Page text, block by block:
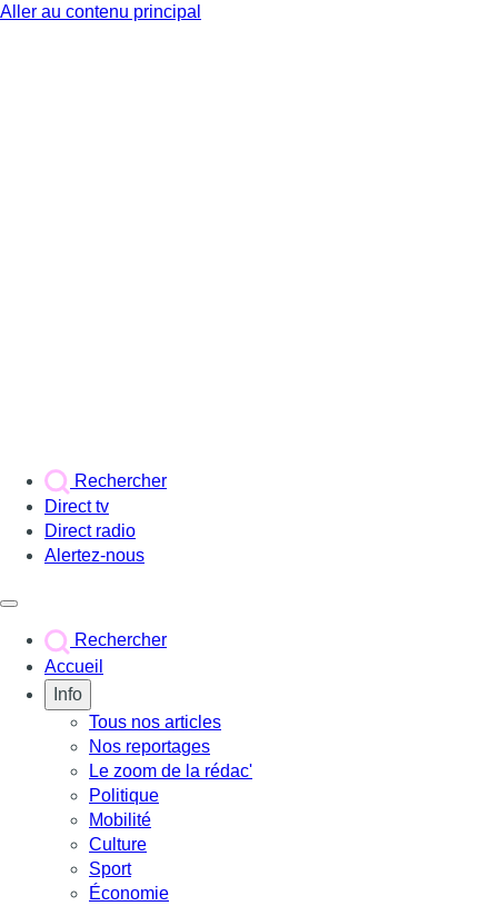
Aller au contenu principal
Rechercher
Direct tv
Direct radio
Alertez-nous
Rechercher
Accueil
Info
Tous nos articles
Nos reportages
Le zoom de la rédac'
Politique
Mobilité
Culture
Sport
Économie